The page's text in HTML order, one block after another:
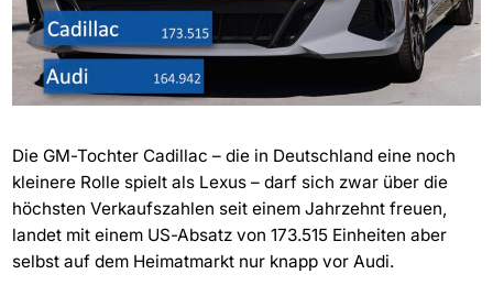
Die GM-Tochter Cadillac – die in Deutschland eine noch
kleinere Rolle spielt als Lexus – darf sich zwar über die
höchsten Verkaufszahlen seit einem Jahrzehnt freuen,
landet mit einem US-Absatz von 173.515 Einheiten aber
selbst auf dem Heimatmarkt nur knapp vor Audi.